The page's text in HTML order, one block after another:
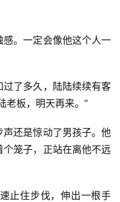
。一定会像他这个人一
了多久，陆陆续续有客
老板，明天再来。”
还是惊动了男孩子。他
笼子，正站在离他不远
止住步伐，伸出一根手